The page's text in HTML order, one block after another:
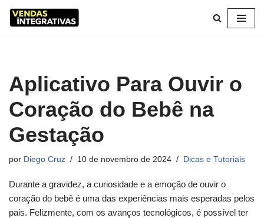
conteúdo
Aplicativo Para Ouvir o
Coração do Bebê na
Gestação
por Diego Cruz 10 de novembro de 2024 Dicas e Tutoriais
Durante a gravidez, a curiosidade e a emoção de ouvir o
coração do bebê é uma das experiências mais esperadas pelos
pais. Felizmente, com os avanços tecnológicos, é possível ter